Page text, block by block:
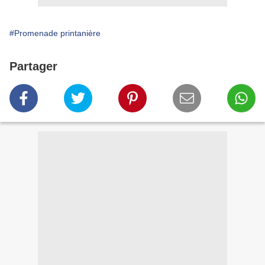
#Promenade printanière
Partager